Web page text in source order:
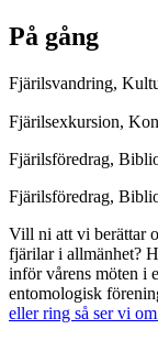
På gång
Fjärilsvandring,
Fjärilsexkursion,
Fjärilsföredrag,
Fjärilsföredrag,
Vill ni att vi berättar
fjärilar i allmänhet?
inför vårens möten i
entomologisk
eller ring så ser vi